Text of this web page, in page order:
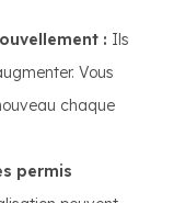
: Ils
Vous
chaque
permis